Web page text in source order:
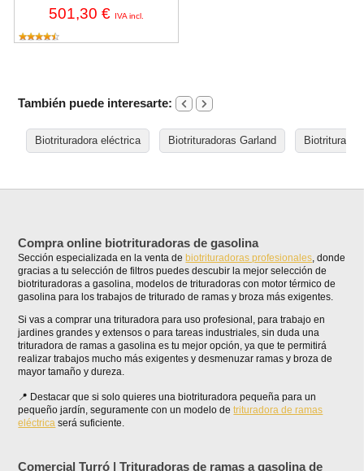
501,30 € IVA incl.
También puede interesarte:
Biotrituradora eléctrica Biotrituradoras Garland
Compra online biotrituradoras de gasolina
Sección especializada en la venta de biotrituradoras profesionales, donde
gracias a tu selección de filtros puedes descubir la mejor selección de
biotrituradoras a gasolina, modelos de trituradoras con motor térmico de
gasolina para los trabajos de triturado de ramas y broza más exigentes.
Si vas a comprar una trituradora para uso profesional, para trabajo en
jardines grandes y extensos o para tareas industriales, sin duda una
trituradora de ramas a gasolina es tu mejor opción, ya que te permitirá
realizar trabajos mucho más exigentes y desmenuzar ramas y broza de
mayor tamaño y dureza.
Destacar que si solo quieres una biotrituradora pequeña para un
pequeño jardín, seguramente con un modelo detrituradora de ramas
eléctrica será suficiente.
Comercial Turró | Trituradoras de ramas a gasolina de